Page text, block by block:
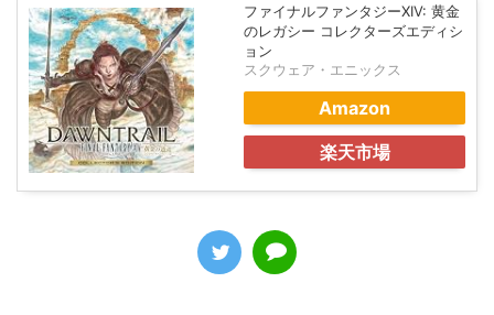
ファイナルファンタジーXIV: 黄金
のレガシー コレクターズエディシ
ョン
スクウェア・エニックス
Amazon
楽天市場